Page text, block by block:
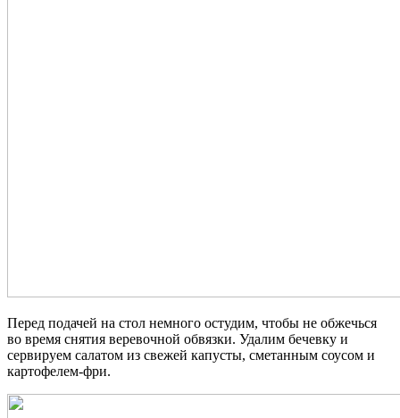
Перед подачей на стол немного остудим, чтобы не обжечься
во время снятия веревочной обвязки. Удалим бечевку и
сервируем салатом из свежей капусты, сметанным соусом и
картофелем-фри.